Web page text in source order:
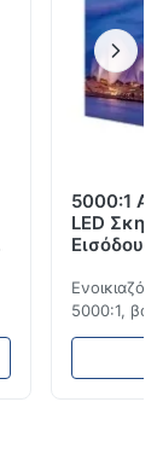
5000:1
LED
Εισόδου
5000:1,
ανανέωσης